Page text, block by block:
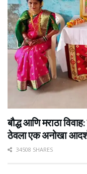
बौद्ध आणि मराठा
ठेवला एक अनोखा
34508 SHARES